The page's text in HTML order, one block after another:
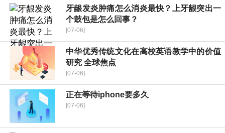
牙龈发炎肿痛怎么消炎最快？上牙龈突出一
个鼓包是怎么回事？
[07-06]
中华优秀传统文化在高校英语教学中的价值
研究 全球焦点
[07-06]
正在等待iphone要多久
[07-06]